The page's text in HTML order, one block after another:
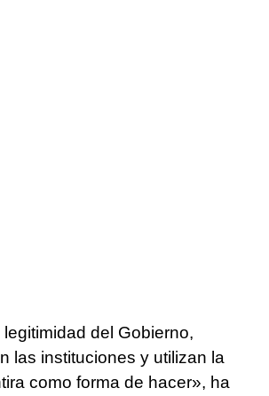
del Gobierno,
las instituciones y utilizan la
como forma de hacer», ha